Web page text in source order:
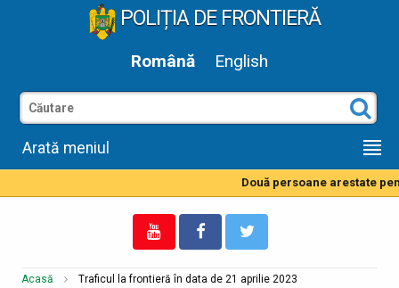
POLIȚIA DE FRONTIERĂ
Română English
Arată meniul
Două persoane arestate
Acasă Traficul la frontieră în data de 21 aprilie 2023